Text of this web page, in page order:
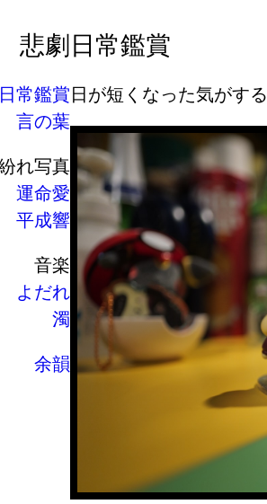
悲劇
日常鑑賞
言の葉
れ写真
運命愛
平成響
音楽
よだれ
濁
余韻
日常鑑賞
日が短くなった気がする